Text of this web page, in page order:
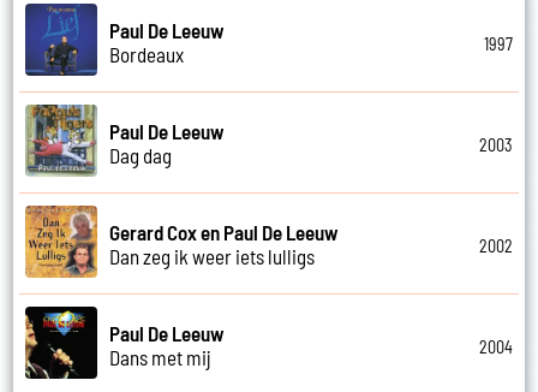
Paul De Leeuw
Bordeaux
1997
Paul De Leeuw
Dag dag
2003
Gerard Cox en Paul De Leeuw
Dan zeg ik weer iets lulligs
2002
Paul De Leeuw
Dans met mij
2004